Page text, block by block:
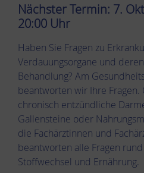
Nächster Termin: 7.
20:00 Uhr
Haben Sie Fragen zu
Verdauungsorgane und
Behandlung? Am
beantworten wir Ihre Fragen.
chronisch entzündliche
Gallensteine oder
die Fachärztinnen und
beantworten alle Fragen
Stoffwechsel und Ernährung.